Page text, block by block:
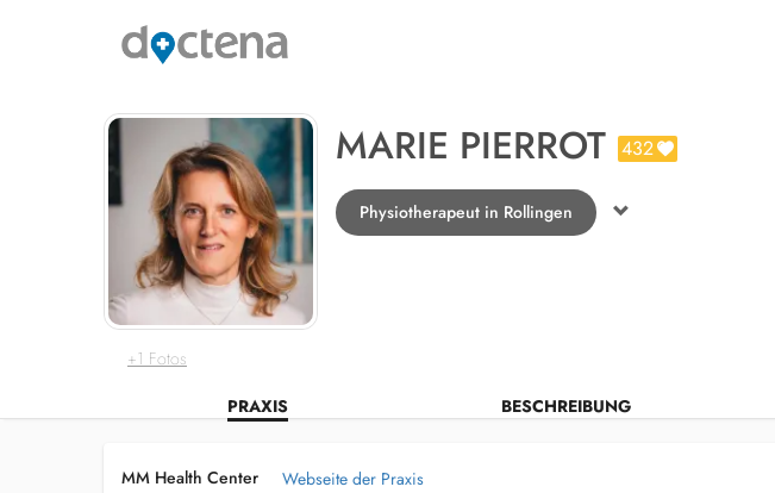
+1 Fotos
MARIE PIERROT 432
Physiotherapeut in Rollingen
PRAXIS BESCHREIBUNG
MM Health Center
Webseite der Praxis